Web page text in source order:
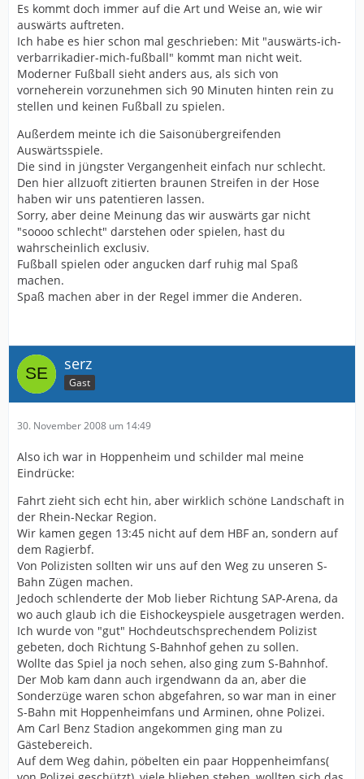
Es kommt doch immer auf die Art und Weise an, wie wir
auswärts auftreten.
Ich habe es hier schon mal geschrieben: Mit "auswärts-ich-
verbarrikadier-mich-fußball" kommt man nicht weit.
Moderner Fußball sieht anders aus, als sich von
vorneherein vorzunehmen sich 90 Minuten hinten rein zu
stellen und keinen Fußball zu spielen.
Außerdem meinte ich die Saisonübergreifenden
Auswärtsspiele.
Die sind in jüngster Vergangenheit einfach nur schlecht.
Den hier allzuoft zitierten braunen Streifen in der Hose
haben wir uns patentieren lassen.
Sorry, aber deine Meinung das wir auswärts gar nicht
"soooo schlecht" darstehen oder spielen, hast du
wahrscheinlich exclusiv.
Fußball spielen oder angucken darf ruhig mal Spaß
machen.
Spaß machen aber in der Regel immer die Anderen.
serz
Gast
30. November 2008 um 14:49
Also ich war in Hoppenheim und schilder mal meine
Eindrücke:
Fahrt zieht sich echt hin, aber wirklich schöne Landschaft in
der Rhein-Neckar Region.
Wir kamen gegen 13:45 nicht auf dem HBF an, sondern auf
dem Ragierbf.
Von Polizisten sollten wir uns auf den Weg zu unseren S-
Bahn Zügen machen.
Jedoch schlenderte der Mob lieber Richtung SAP-Arena, da
wo auch glaub ich die Eishockeyspiele ausgetragen werden.
Ich wurde von "gut" Hochdeutschsprechendem Polizist
gebeten, doch Richtung S-Bahnhof gehen zu sollen.
Wollte das Spiel ja noch sehen, also ging zum S-Bahnhof.
Der Mob kam dann auch irgendwann da an, aber die
Sonderzüge waren schon abgefahren, so war man in einer
S-Bahn mit Hoppenheimfans und Arminen, ohne Polizei.
Am Carl Benz Stadion angekommen ging man zu
Gästebereich.
Auf dem Weg dahin, pöbelten ein paar Hoppenheimfans(